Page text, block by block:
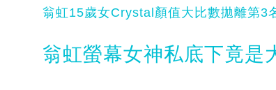
翁虹15歲女Crystal顏值大比數拋離第3
翁虹螢幕女神私底下竟是